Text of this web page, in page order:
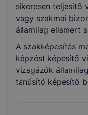
sikeresen teljesítő
vagy szakmai
államilag elismert
A szakképesítés
képzést képesítő
vizsgázók
tanúsító képesítő